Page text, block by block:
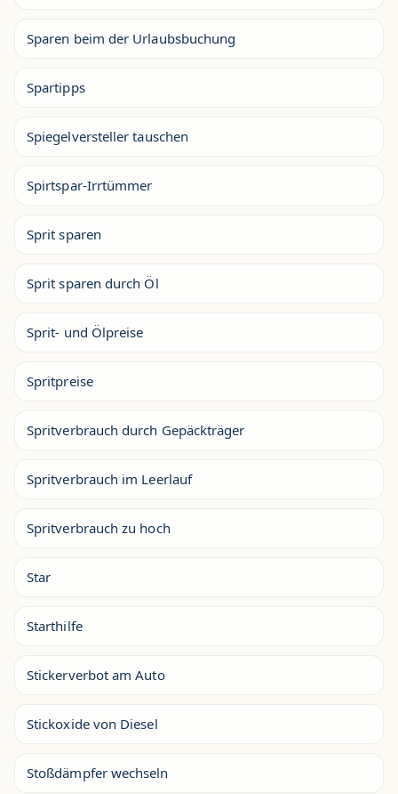
Sparen beim der Urlaubsbuchung
Spartipps
Spiegelversteller tauschen
Spirtspar-Irrtümmer
Sprit sparen
Sprit sparen durch Öl
Sprit- und Ölpreise
Spritpreise
Spritverbrauch durch Gepäckträger
Spritverbrauch im Leerlauf
Spritverbrauch zu hoch
Star
Starthilfe
Stickerverbot am Auto
Stickoxide von Diesel
Stoßdämpfer wechseln